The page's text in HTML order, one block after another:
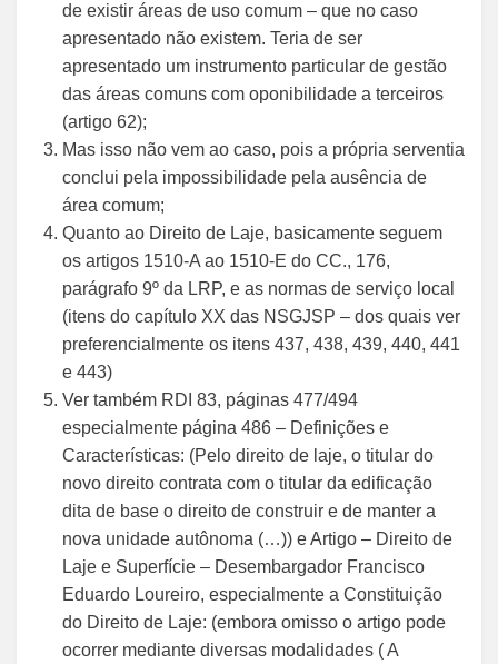
de existir áreas de uso comum – que no caso
apresentado não existem. Teria de ser
apresentado um instrumento particular de gestão
das áreas comuns com oponibilidade a terceiros
(artigo 62);
Mas isso não vem ao caso, pois a própria serventia
conclui pela impossibilidade pela ausência de
área comum;
Quanto ao Direito de Laje, basicamente seguem
os artigos 1510-A ao 1510-E do CC., 176,
parágrafo 9º da LRP, e as normas de serviço local
(itens do capítulo XX das NSGJSP – dos quais ver
preferencialmente os itens 437, 438, 439, 440, 441
e 443)
Ver também RDI 83, páginas 477/494
especialmente página 486 – Definições e
Características: (Pelo direito de laje, o titular do
novo direito contrata com o titular da edificação
dita de base o direito de construir e de manter a
nova unidade autônoma (…)) e Artigo – Direito de
Laje e Superfície – Desembargador Francisco
Eduardo Loureiro, especialmente a Constituição
do Direito de Laje: (embora omisso o artigo pode
ocorrer mediante diversas modalidades ( A